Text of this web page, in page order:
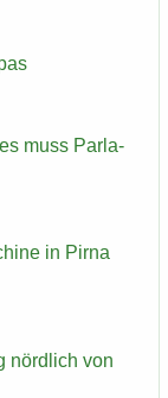
muss Par­la­
in Pirna
nörd­lich von